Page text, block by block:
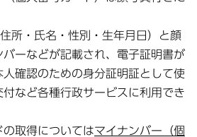
所・氏名・性別・生年月日）と顔
ーなどが記載され、電子証明書が
確認のための身分証明証として使
など各種行政サービスに利用でき
取得についてはマイナンバー（個